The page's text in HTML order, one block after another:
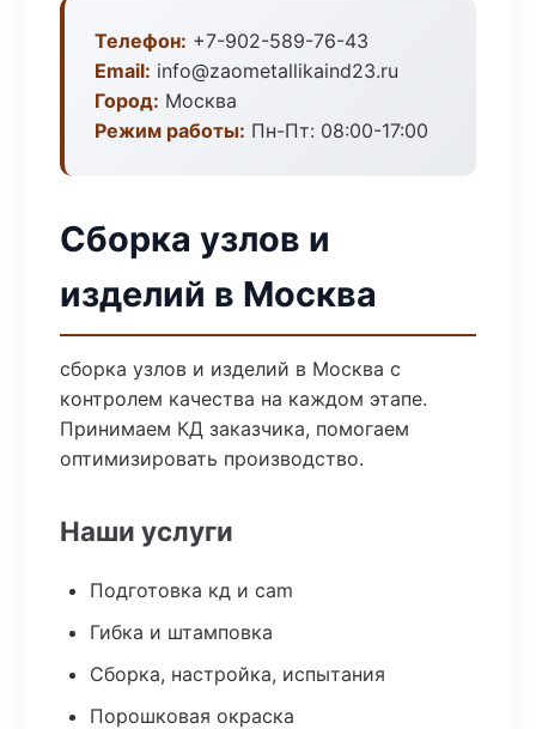
Телефон: +7-902-589-76-43
Email: info@zaometallikaind23.ru
Город: Москва
Режим работы: Пн-Пт: 08:00-17:00
Сборка узлов и
изделий в Москва
сборка узлов и изделий в Москва с
контролем качества на каждом этапе.
Принимаем КД заказчика, помогаем
оптимизировать производство.
Наши услуги
Подготовка кд и cam
Гибка и штамповка
Сборка, настройка, испытания
Порошковая окраска